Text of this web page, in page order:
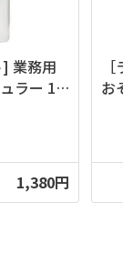
業務用
ラー 10
1,380円
お